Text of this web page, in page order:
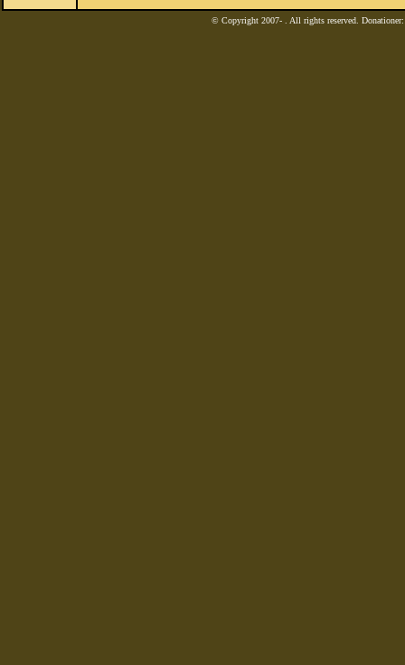
© Copyright 2007- . All rights reserved.